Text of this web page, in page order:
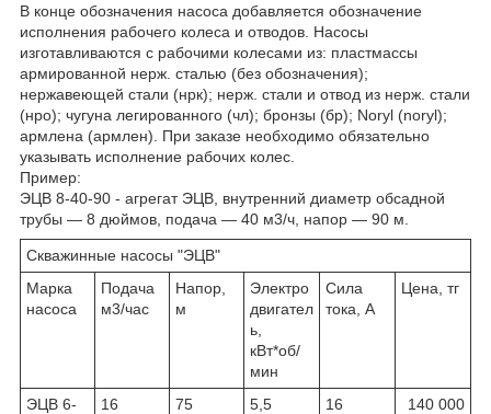
В конце обозначения насоса добавляется обозначение
исполнения рабочего колеса и отводов. Насосы
изготавливаются с рабочими колесами из: пластмассы
армированной нерж. сталью (без обозначения);
нержавеющей стали (нрк); нерж. стали и отвод из нерж. стали
(нро); чугуна легированного (чл); бронзы (бр); Noryl (noryl);
армлена (армлен). При заказе необходимо обязательно
указывать исполнение рабочих колес.
Пример:
ЭЦВ 8-40-90 - агрегат ЭЦВ, внутренний диаметр обсадной
трубы — 8 дюймов, подача — 40 м3/ч, напор — 90 м.
Скважинные насосы "ЭЦВ"
Марка
насоса
Подача
м3/час
Напор,
м
Электро
двигател
ь,
кВт*об/
мин
Сила
тока, А
Цена, тг
ЭЦВ 6-
16 75 5,5 16 140 000